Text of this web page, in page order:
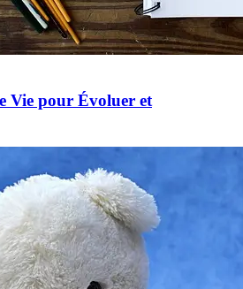
Vie pour Évoluer et